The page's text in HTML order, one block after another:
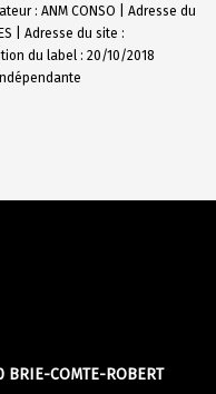
: ANM CONSO | Adresse du
| Adresse du site :
du label : 20/10/2018
COMTE-ROBERT